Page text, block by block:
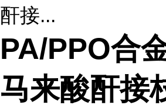
酐接...
PA/PPO合
马来酸酐接